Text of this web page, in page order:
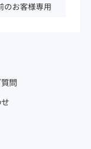
のお客様専用
問